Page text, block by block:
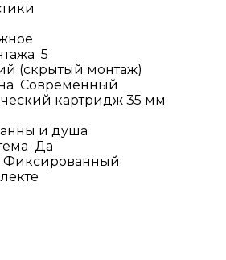
5
(скрытый монтаж)
Современный
картридж 35 мм
и душа
Да
Фиксированный